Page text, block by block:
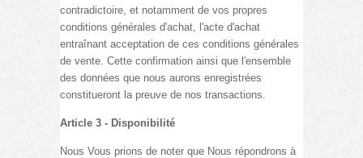
contradictoire, et notamment de vos propres
conditions générales d'achat, l'acte d'achat
entraînant acceptation de ces conditions générales
de vente. Cette confirmation ainsi que l'ensemble
des données que nous aurons enregistrées
constitueront la preuve de nos transactions.
Article 3 - Disponibilité
Nous Vous prions de noter que Nous répondrons à